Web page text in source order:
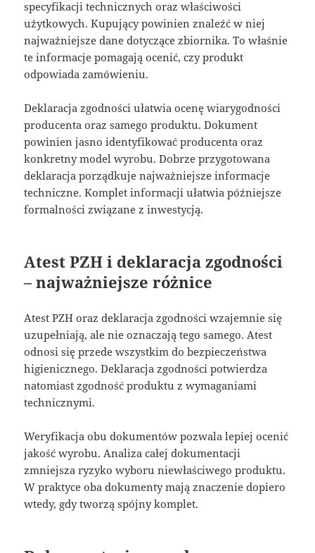
specyfikacji technicznych oraz właściwości
użytkowych. Kupujący powinien znaleźć w niej
najważniejsze dane dotyczące zbiornika. To właśnie
te informacje pomagają ocenić, czy produkt
odpowiada zamówieniu.
Deklaracja zgodności ułatwia ocenę wiarygodności
producenta oraz samego produktu. Dokument
powinien jasno identyfikować producenta oraz
konkretny model wyrobu. Dobrze przygotowana
deklaracja porządkuje najważniejsze informacje
techniczne. Komplet informacji ułatwia późniejsze
formalności związane z inwestycją.
Atest PZH i deklaracja zgodności
– najważniejsze różnice
Atest PZH oraz deklaracja zgodności wzajemnie się
uzupełniają, ale nie oznaczają tego samego. Atest
odnosi się przede wszystkim do bezpieczeństwa
higienicznego. Deklaracja zgodności potwierdza
natomiast zgodność produktu z wymaganiami
technicznymi.
Weryfikacja obu dokumentów pozwala lepiej ocenić
jakość wyrobu. Analiza całej dokumentacji
zmniejsza ryzyko wyboru niewłaściwego produktu.
W praktyce oba dokumenty mają znaczenie dopiero
wtedy, gdy tworzą spójny komplet.